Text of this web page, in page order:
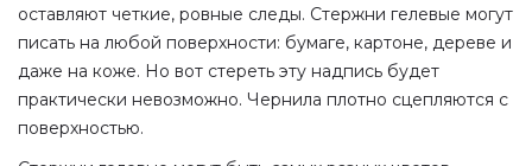
оставляют четкие, ровные следы. Стержни гелевые могут
писать на любой поверхности: бумаге, картоне, дереве и
даже на коже. Но вот стереть эту надпись будет
практически невозможно. Чернила плотно сцепляются с
поверхностью.